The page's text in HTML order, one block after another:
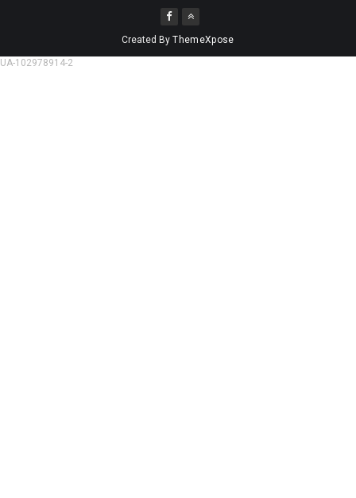
Created ByThemeXpose
UA-102978914-2